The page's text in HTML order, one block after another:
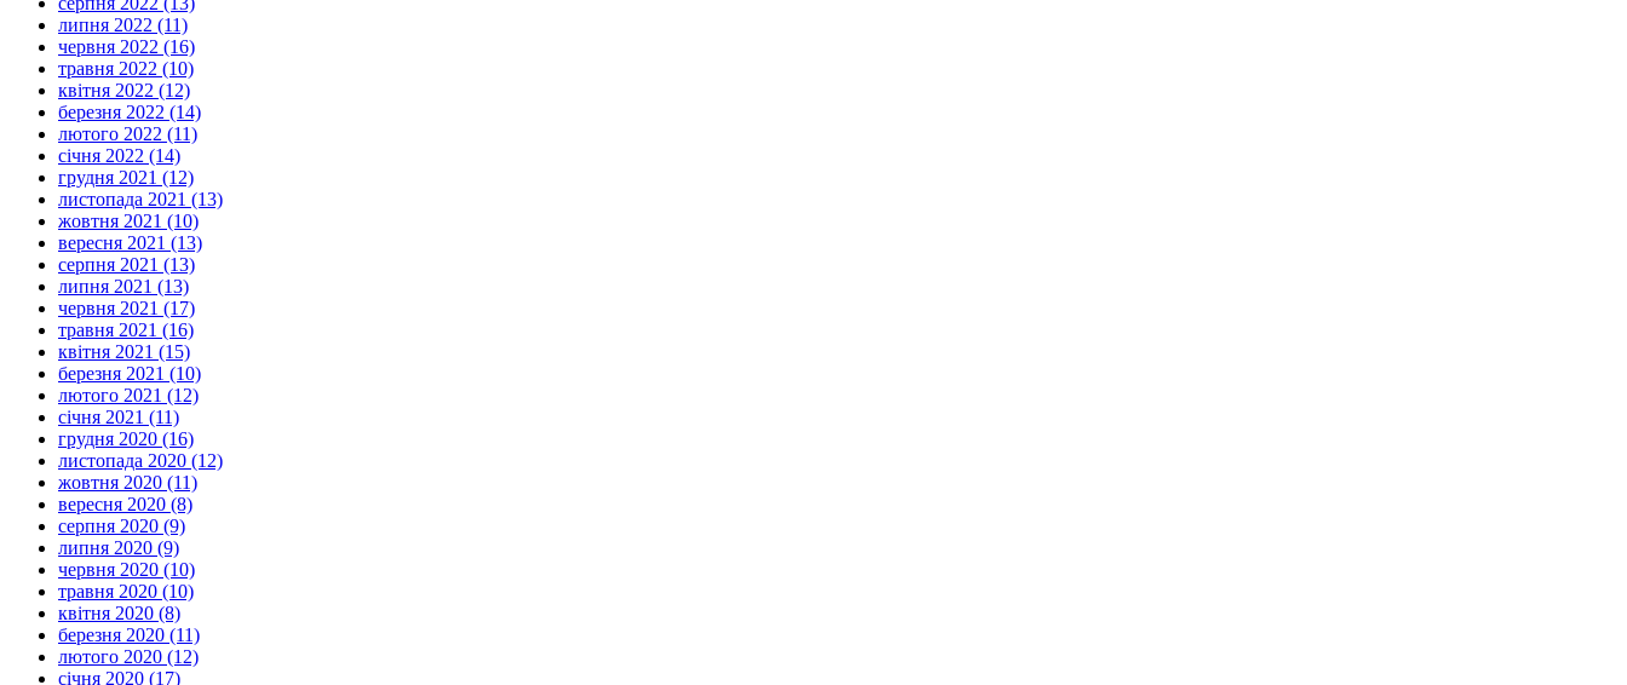
липня 2022 (11)
червня 2022 (16)
травня 2022 (10)
квітня 2022 (12)
березня 2022 (14)
лютого 2022 (11)
січня 2022 (14)
грудня 2021 (12)
листопада 2021 (13)
жовтня 2021 (10)
вересня 2021 (13)
серпня 2021 (13)
липня 2021 (13)
червня 2021 (17)
травня 2021 (16)
квітня 2021 (15)
березня 2021 (10)
лютого 2021 (12)
січня 2021 (11)
грудня 2020 (16)
листопада 2020 (12)
жовтня 2020 (11)
вересня 2020 (8)
серпня 2020 (9)
липня 2020 (9)
червня 2020 (10)
травня 2020 (10)
квітня 2020 (8)
березня 2020 (11)
лютого 2020 (12)
січня 2020 (17)